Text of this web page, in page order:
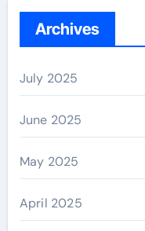
Archives
July 2025
June 2025
May 2025
April 2025